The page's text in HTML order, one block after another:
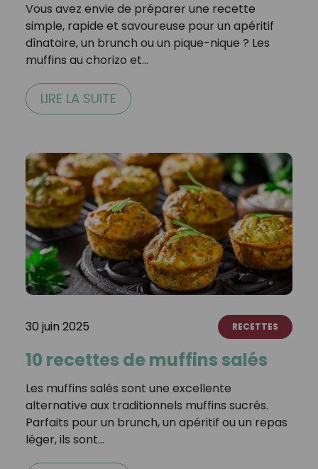
Vous avez envie de préparer une recette
simple, rapide et savoureuse pour un apéritif
dînatoire, un brunch ou un pique-nique ? Les
muffins au chorizo et…
LIRE LA SUITE
30 juin 2025 RECETTES
10 recettes de muffins salés
Les muffins salés sont une excellente
alternative aux traditionnels muffins sucrés.
Parfaits pour un brunch, un apéritif ou un repas
léger, ils sont…